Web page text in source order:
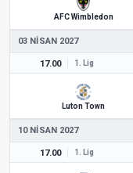
AFC Wimbledon
03 NISAN 2027
17.00 1. Lig
Luton Town
10 NISAN 2027
17.00 1. Lig